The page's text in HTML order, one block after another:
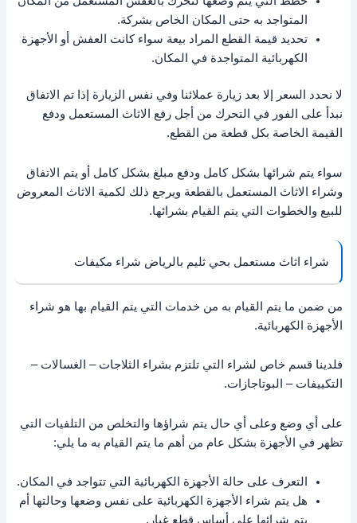
المتواجد به حتى المكان الخاص بشركة.
تحديد قيمة القطع المراد بيعة سواء كانت العفش أو الأجهزة
الكهربائية المتواجدة في المكان.
لا نحدد السعر إلا بعد زيارة عملائنا وفي نفس الزيارة إذا تم الاتفاق
نبدأ على الفور في التحرك من أجل رفع الاثاث المستعمل ودفع
القيمة الخاصة بكل قطعة من القطع.
سواء يتم شرائها بشكل كامل ودفع مبلغ بشكل كامل أو يتم الاتفاق
وشراء الاثاث المستعمل بالقطعة ويرجع ذلك لكمية الاثاث المعروض
للبيع والخطوات التي يتم القيام بشرائها.
شراء اثاث مستعمل بحي ثليم بالرياض شراء مكيفات
من ضمن ما يتم القيام به من خدمات التي يتم القيام بها هو شراء
الأجهزة الكهربائية.
فلدينا قسم خاص لشراء التي تلتزم بشراء الثلاجات – الغسالات –
التكييفات – البوتاجازات.
على أي وضع وعلى أي حال يتم شراؤها والتخلص من التلفيات التي
تظهر في الأجهزة بشكل عام من أهم ما يتم القيام به ما يلي:
التعرف على حالة الأجهزة الكهربائية التي تتواجد في المكان.
هل يتم شراء الأجهزة الكهربائية على نفس وضعها وحالتها أم
يتم شرائها على أساس قطع غيار.